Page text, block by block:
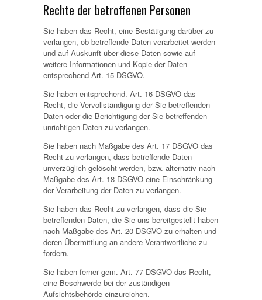
Rechte der betroffenen Personen
Sie haben das Recht, eine Bestätigung darüber zu
verlangen, ob betreffende Daten verarbeitet werden
und auf Auskunft über diese Daten sowie auf
weitere Informationen und Kopie der Daten
entsprechend Art. 15 DSGVO.
Sie haben entsprechend. Art. 16 DSGVO das
Recht, die Vervollständigung der Sie betreffenden
Daten oder die Berichtigung der Sie betreffenden
unrichtigen Daten zu verlangen.
Sie haben nach Maßgabe des Art. 17 DSGVO das
Recht zu verlangen, dass betreffende Daten
unverzüglich gelöscht werden, bzw. alternativ nach
Maßgabe des Art. 18 DSGVO eine Einschränkung
der Verarbeitung der Daten zu verlangen.
Sie haben das Recht zu verlangen, dass die Sie
betreffenden Daten, die Sie uns bereitgestellt haben
nach Maßgabe des Art. 20 DSGVO zu erhalten und
deren Übermittlung an andere Verantwortliche zu
fordern.
Sie haben ferner gem. Art. 77 DSGVO das Recht,
eine Beschwerde bei der zuständigen
Aufsichtsbehörde einzureichen.